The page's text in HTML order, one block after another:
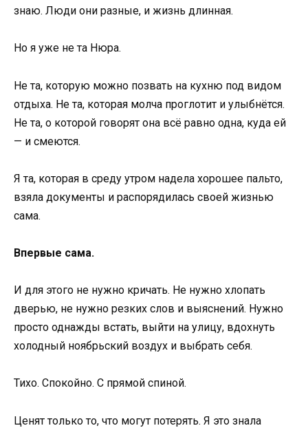
знаю. Люди они разные, и жизнь длинная.
Но я уже не та Нюра.
Не та, которую можно позвать на кухню под видом
отдыха. Не та, которая молча проглотит и улыбнётся.
Не та, о которой говорят она всё равно одна, куда ей
— и смеются.
Я та, которая в среду утром надела хорошее пальто,
взяла документы и распорядилась своей жизнью
сама.
Впервые сама.
И для этого не нужно кричать. Не нужно хлопать
дверью, не нужно резких слов и выяснений. Нужно
просто однажды встать, выйти на улицу, вдохнуть
холодный ноябрьский воздух и выбрать себя.
Тихо. Спокойно. С прямой спиной.
Ценят только то, что могут потерять. Я это знала